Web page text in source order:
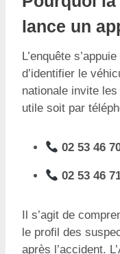
lance un
L’enquête
d’identifier le
nationale invite
utile soit par
02 53 46
02 53 46
Il s’agit de
le profil des
après l’accident.